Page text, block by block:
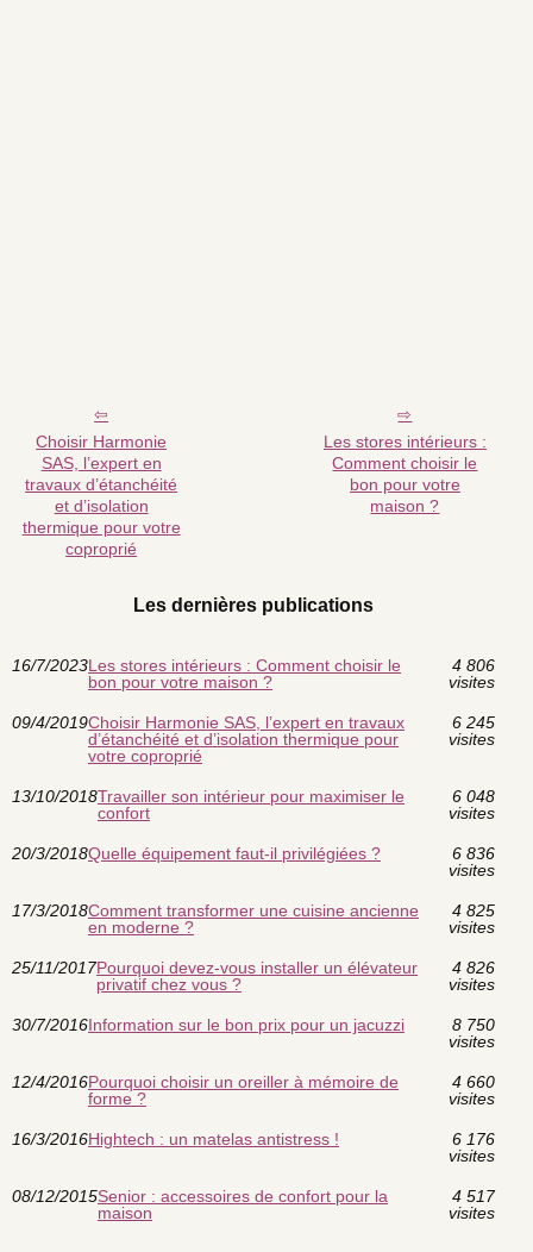
Choisir Harmonie
SAS, l’expert en
travaux d’étanchéité
et d’isolation
thermique pour votre
coproprié
Les stores intérieurs :
Comment choisir le
bon pour votre
maison ?
Les dernières publications
16/7/2023Les stores intérieurs : Comment choisir le
bon pour votre maison ?
4 806
visites
09/4/2019Choisir Harmonie SAS, l’expert en travaux
d’étanchéité et d’isolation thermique pour
votre coproprié
6 245
visites
13/10/2018Travailler son intérieur pour maximiser le
confort
6 048
visites
20/3/2018Quelle équipement faut-il privilégiées ?
6 836
visites
17/3/2018Comment transformer une cuisine ancienne
en moderne ?
4 825
visites
25/11/2017Pourquoi devez-vous installer un élévateur
privatif chez vous ?
4 826
visites
30/7/2016Information sur le bon prix pour un jacuzzi
8 750
visites
12/4/2016Pourquoi choisir un oreiller à mémoire de
forme ?
4 660
visites
16/3/2016Hightech : un matelas antistress !
6 176
visites
08/12/2015Senior : accessoires de confort pour la
maison
4 517
visites